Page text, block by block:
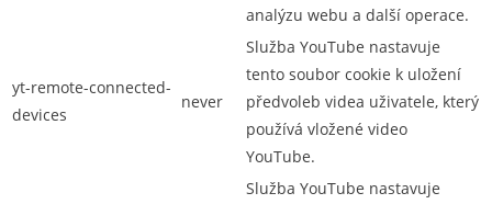
analýzu webu a další operace.
yt-remote-connected-
devices
never
Služba YouTube nastavuje
tento soubor cookie k uložení
předvoleb videa uživatele, který
používá vložené video
YouTube.
Služba YouTube nastavuje